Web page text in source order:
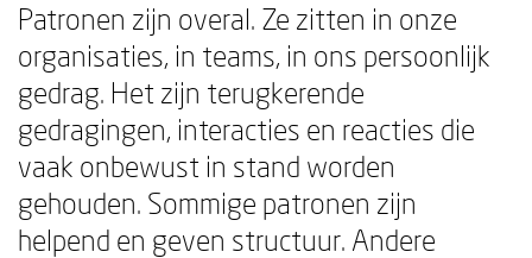
Patronen zijn overal. Ze zitten in onze
organisaties, in teams, in ons persoonlijk
gedrag. Het zijn terugkerende
gedragingen, interacties en reacties die
vaak onbewust in stand worden
gehouden. Sommige patronen zijn
helpend en geven structuur. Andere